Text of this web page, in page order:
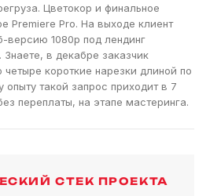
Цветокор и финальное
Premiere Pro. На выходе клиент
версию 1080p под лендинг
Знаете, в декабре заказчик
четыре короткие нарезки длиной по
такой запрос приходит в 7
переплаты, на этапе мастеринга.
СТЕК ПРОЕКТА